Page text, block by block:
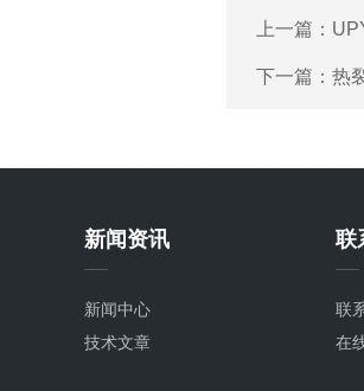
上一篇：
下一篇： 热
新闻资讯
新闻中心
技术文章
联
联
在